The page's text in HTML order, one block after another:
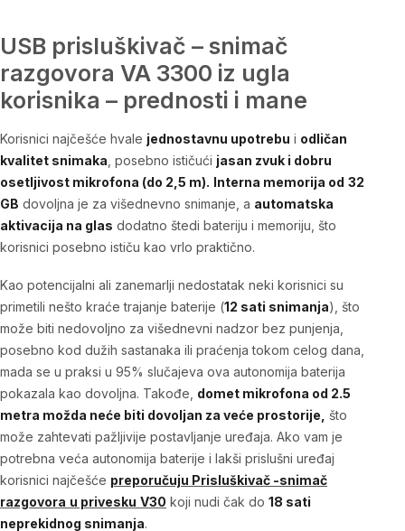
USB prisluškivač – snimač
razgovora VA 3300 iz ugla
korisnika – prednosti i mane
Korisnici najčešće hvale jednostavnu upotrebu i odličan
kvalitet snimaka , posebno ističući jasan zvuk i dobru
osetljivost mikrofona (do 2,5 m). Interna memorija od 32
GB dovoljna je za višednevno snimanje, a automatska
aktivacija na glas dodatno štedi bateriju i memoriju, što
korisnici posebno ističu kao vrlo praktično.
Kao potencijalni ali zanemarlji nedostatak neki korisnici su
primetili nešto kraće trajanje baterije (12 sati snimanja), što
može biti nedovoljno za višednevni nadzor bez punjenja,
posebno kod dužih sastanaka ili praćenja tokom celog dana,
mada se u praksi u 95% slučajeva ova autonomija baterija
pokazala kao dovoljna. Takođe, domet mikrofona od 2.5
metra možda neće biti dovoljan za veće prostorije,
što
može zahtevati pažljivije postavljanje uređaja. Ako vam je
potrebna veća autonomija baterije i lakši prislušni uređaj
korisnici najčešće preporučuju Prisluškivač -snimač
razgovora u privesku V30 koji nudi čak do 18 sati
neprekidnog snimanja.